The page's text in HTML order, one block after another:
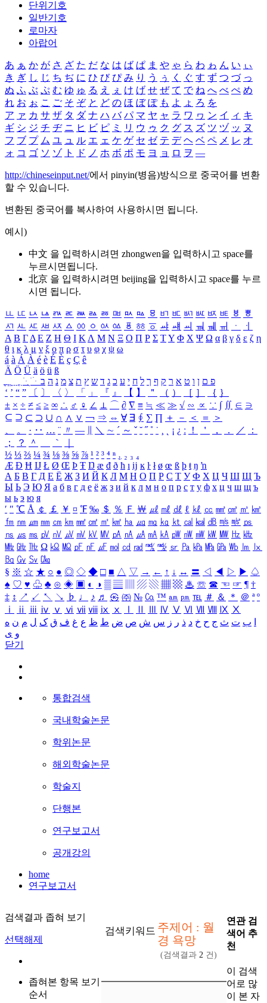
단위기호
일반기호
로마자
아랍어
あ ぁ か が さ ざ た だ な は ば ぱ ま や ゃ ら わ ゎ ん い ぃ
き ぎ し じ ち ぢ に ひ び ぴ み り う ぅ く ぐ す ず つ づ っ
ぬ ふ ぶ ぷ む ゆ ゅ る え ぇ け げ せ ぜ て で ね へ べ ぺ め
れ お ぉ こ ご そ ぞ と ど の ほ ぼ ぽ も よ ょ ろ を
ア ァ カ サ ザ タ ダ ナ ハ バ パ マ ヤ ャ ラ ワ ヮ ン イ ィ キ
ギ シ ジ チ ヂ ニ ヒ ビ ピ ミ リ ウ ゥ ク グ ス ズ ツ ヅ ッ ヌ
フ ブ プ ム ユ ュ ル エ ェ ケ ゲ セ ゼ テ デ ヘ ベ ペ メ レ オ
ォ コ ゴ ソ ゾ ト ド ノ ホ ボ ポ モ ヨ ョ ロ ヲ ―
http://chineseinput.net/에서 pinyin(병음)방식으로 중국어를 변환
할 수 있습니다.
변환된 중국어를 복사하여 사용하시면 됩니다.
예시)
中文 을 입력하시려면 zhongwen을 입력하시고 space를
누르시면됩니다.
北京 을 입력하시려면 beijing을 입력하시고 space를 누르
시면 됩니다.
ㅥ ㅦ ㅧ ㅨ ㅩ ㅪ ㅫ ㅬ ㅭ ㅮ ㅯ ㅰ ㅱ ㅲ ㅳ ㅴ ㅵ ㅶ ㅷ ㅸ
ㅹ
ㅺ ㅻ ㅼ ㅽ ㅾ ㅿ ㆀ ㆁ ㆂ ㆃ ㆄ ㆅ ㆆ ㆇ ㆈ ㆉ ㆊ ㆋ ㆌ ㆍ
ㆎ
Α Β ΓΔ Ε Ζ Η Θ Ι ΚΛ Μ Ν Ξ Ο Π Ρ Σ ΤΥ Φ Χ Ψ Ω α β γ δ ε ζ η
θ ι κ λ μ ν ξ ο π ρ σ τ υ φ χ ψ ω
á à Á À é è É È ç Ç ê
Ä Ö Ü ä ö ü ß
ִֶֹ ֻּ ׁׂ פ ם ן ו ט א ר ק ף ך ל ח י ע כ ג ד ש ץ ת צ מ נ ה ב
‘ ’ “ ” 〔 〕 〈 〉 「 」 『 』 【 】 ＂ （ ） ［ ］ ｛ ｝
± × ÷ ≠ ≤ ≥ ∞ ∴ ♂ ♀ ∠ ⊥ ⌒ ∂ ∇ ≡ ≒ ≪ ≫ √ ∽ ∝ ∵ ∫ ∬ ∈ ∋
⊆ ⊇ ⊂ ⊃ ∪ ∩ ∧ ∨ ￢ ⇒ ⇔ ∀ ∃ ∮ ∑ ∏ ＋ － ＜ ＝
＞
、
。 · ‥ … ¨ 〃 ― ＼ ∼ ´ ～ ˇ ˘ ˝ ˚ ˙ ¸ ¡ ¿ ː ！ ＇ ， ． ／
：
；
？ ＾ ｀
½ ⅓ ⅔ ¼ ¾ ⅛ ⅜ ⅝ ⅞ ¹ ² ³ ⁴ ⁿ ₁ ₂ ₃ ₄
Æ Ð Ħ Ĳ Ł Ø Œ Þ Ŧ Ŋ æ đ ð ħ ı ĳ ĸ ŀ ł ø œ ß þ ŧ ŋ ŉ
А Б В Г Д Е Ё Ж З И Й К Л М Н О П Р С Т У Ф Х Ц Ч Ш Щ Ъ
Ы Ь Э Ю Я а б в г д е ё ж з и й к л м н о п р с т у ф х ц ч ш щ ъ
ы ь э ю я
′ ″ ℃ Å ￠ ￡ ￥ ¤ ℉ ‰ ＄ ％ Ｆ ￦ ㎕ ㎖ ㎗ ℓ ㎘ ㏄ ㎣ ㎤ ㎥ ㎦
㎙ ㎚ ㎛ ㎜ ㎝ ㎞ ㎟ ㎠ ㎡ ㎢ ㏊ ㎍ ㎎ ㎏ ㏏ ㎈ ㎉ ㏈ ㎧ ㎨ ㎰
㎱ ㎲ ㎳ ㎴ ㎵ ㎶ ㎷ ㎸ ㎹ ㎀ ㎁ ㎂ ㎃ ㎄ ㎺ ㎻ ㎽ ㎾ ㎿ ㎐ ㎑
㎒ ㎓ ㎔ Ω ㏀ ㏁ ㎊ ㎋ ㎌ ㏖ ㏅ ㎭ ㎮ ㎯ ㏛ ㎩ ㎪ ㎫ ㎬ ㏝ ㏐
㏓
㏃ ㏉ ㏜ ㏆
§ ※ ☆ ★ ○ ● ◎ ◇ ◆ □ ■ △ ▽ → ← ↑ ↓ ↔ 〓 ◁ ◀ ▷ ▶ ♤
♠ ♡ ♥ ♧ ♣ ⊙ ◈ ▣ ◐ ◑ ▒ ▤ ▨ ▧ ▦ ▩ ♨ ☏ ☎ ☜ ☞ ¶ †
‡ ↕ ↗ ↙ ↖ ↘ ♭ ♩ ♪ ♬ ㉿ ㈜ № ㏇ ™ ㏂ ㏘ ℡ ＃ ＆ ＊ ＠ ª º
ⅰ
ⅱ ⅲ ⅳ ⅴ ⅵ ⅶ ⅷ ⅸ ⅹ Ⅳ Ⅴ Ⅵ Ⅶ Ⅷ Ⅸ Ⅹ
ب ت ث ج ح خ د ذ ر ز س ش ص ض ط ظ ع غ ف ق ک ل م ن ه
و ی
닫기
통합검색
국내학술논문
학위논문
해외학술논문
학술지
단행본
연구보고서
공개강의
home
연구보고서
검색결과 좁혀 보기
선택해제
좁혀본 항목 보기
순서
검색키워드 주제어 : 월
경 욕망
(검색결과 2 건)
연관 검
색어 추
천
이 검색
어로 많
이 본 자